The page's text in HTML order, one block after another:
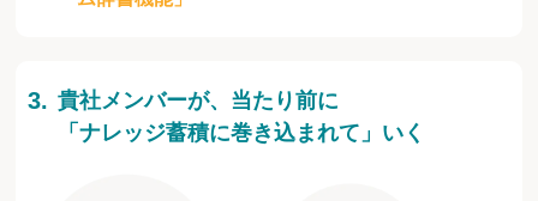
貴社メンバーが、当たり前に
「ナレッジ蓄積に巻き込まれて」いく